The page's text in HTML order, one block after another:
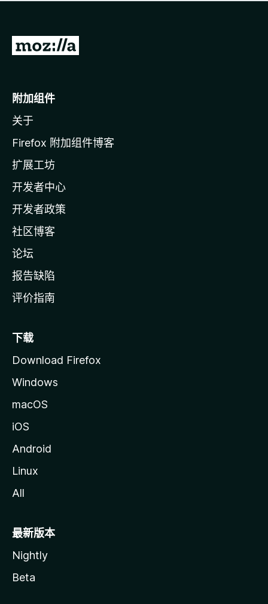
无
转
o
i
l
a
主
页
附加组件
关于
Firefox 附加组件博客
扩展工坊
开发者中心
开发者政策
社区博客
论坛
报告缺陷
评价指南
下载
Download Firefox
Windows
macOS
iOS
Android
Linux
All
最新版本
Nightly
Beta